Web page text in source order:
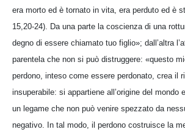
era morto ed è tornato in vita, era perduto ed è
15,20-24). Da una parte la coscienza di una
degno di essere chiamato tuo figlio»; dall’altra
parentela che non si può distruggere: «questo
perdono, inteso come essere perdonato, crea il
insuperabile: si appartiene all’origine del mondo
un legame che non può venire spezzato da
negativo. In tal modo, il perdono costruisce la